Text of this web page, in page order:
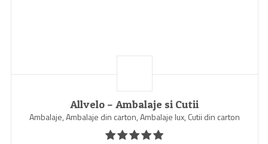
Allvelo – Ambalaje si Cutii
Ambalaje, Ambalaje din carton, Ambalaje lux, Cutii din carton